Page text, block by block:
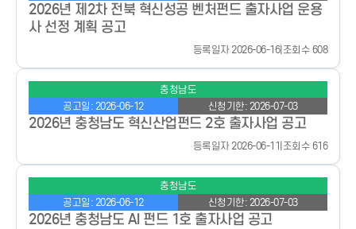
2026년 제2차 전북 혁신성공 벤처펀드 출자사업 운용
사 선정 계획 공고
등록일자 2026-06-16| 조회수 608
충청남도
공고일: 2026-06-12
신청기한: 2026-07-03
2026년 충청남도 혁신산업펀드 2호 출자사업 공고
등록일자 2026-06-11 조회수 616
충청남도
공고일: 2026-06-12
신청기한: 2026-07-03
2026년 충청남도 AI 펀드 1호 출자사업 공고